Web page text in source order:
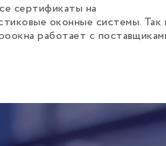
сертификаты на
оконные системы. Так
работает с